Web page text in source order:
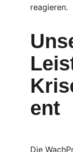
reagieren.
ent
Die